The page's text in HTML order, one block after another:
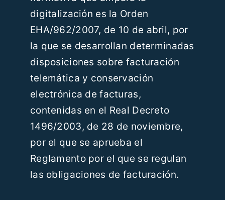
digitalización es la Orden
EHA/962/2007, de 10 de abril, por
la que se desarrollan determinadas
disposiciones sobre facturación
telemática y conservación
electrónica de facturas,
contenidas en el Real Decreto
1496/2003, de 28 de noviembre,
por el que se aprueba el
Reglamento por el que se regulan
las obligaciones de facturación.